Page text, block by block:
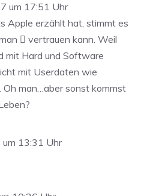
um 17:51 Uhr
Apple erzählt hat, stimmt es
 vertrauen kann. Weil
mit Hard und Software
mit Userdaten wie
Oh man…aber sonst kommst
um 13:31 Uhr